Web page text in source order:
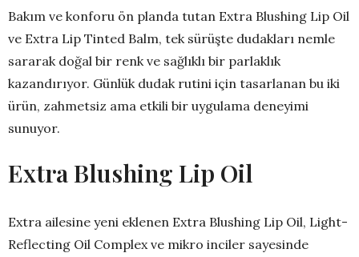
Bakım ve konforu ön planda tutan Extra Blushing Lip Oil
ve Extra Lip Tinted Balm, tek sürüşte dudakları nemle
sararak doğal bir renk ve sağlıklı bir parlaklık
kazandırıyor. Günlük dudak rutini için tasarlanan bu iki
ürün, zahmetsiz ama etkili bir uygulama deneyimi
sunuyor.
Extra Blushing Lip Oil
Extra ailesine yeni eklenen Extra Blushing Lip Oil, Light-
Reflecting Oil Complex ve mikro inciler sayesinde